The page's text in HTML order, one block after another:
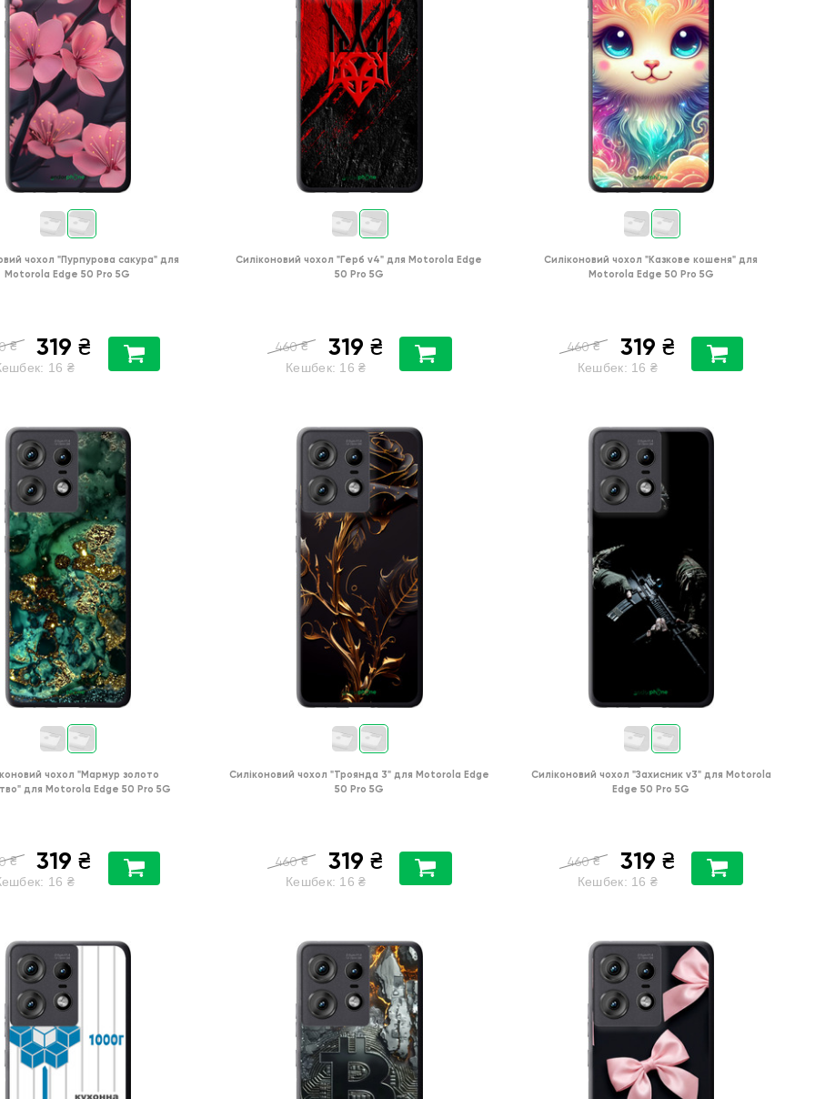
чохол "Пурпурова сакура" для
Motorola Edge 50 Pro 5G
₴ 319 ₴
16 ₴
Силіконовий чохол "Герб v4" для Motorola Edge
50 Pro 5G
460 ₴ 319 ₴
Кешбек: 16 ₴
Силіконовий чохол "Казкове кошеня" для
Motorola Edge 50 Pro 5G
460 ₴ 319 ₴
Кешбек: 16 ₴
чохол "Мармур золото
для Motorola Edge 50 Pro 5G
₴ 319 ₴
16 ₴
Силіконовий чохол "Троянда 3" для Motorola Edge
50 Pro 5G
460 ₴ 319 ₴
Кешбек: 16 ₴
Силіконовий чохол "Захисник v3" для Motorola
Edge 50 Pro 5G
460 ₴ 319 ₴
Кешбек: 16 ₴